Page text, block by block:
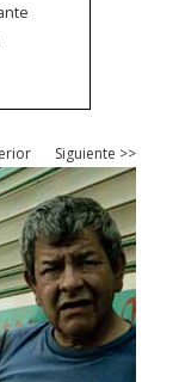
Siguiente >>